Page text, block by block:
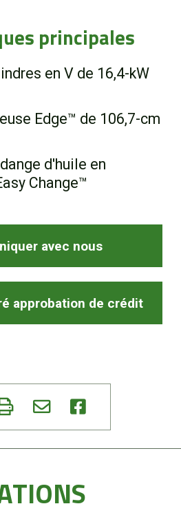
principales
en V de 16,4-kW
Edge™ de 106,7-cm
d'huile en
Change™
avec nous
approbation de crédit